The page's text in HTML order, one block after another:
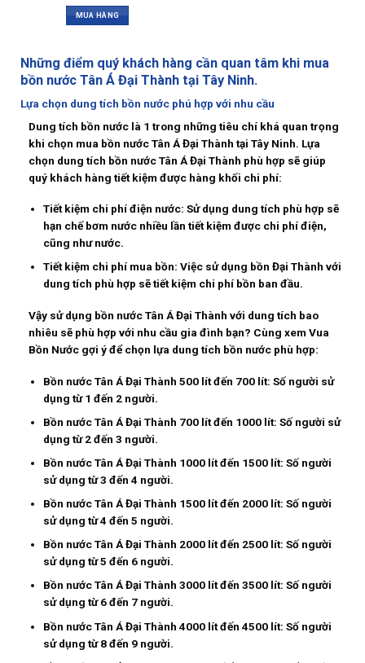
MUA HÀNG
Những điểm quý khách hàng cần quan tâm khi mua
bồn nước Tân Á Đại Thành tại Tây Ninh.
Lựa chọn dung tích bồn nước phú hợp với nhu cầu
Dung tích bồn nước là 1 trong những tiêu chí khá quan trọng
khi chọn mua bồn nước Tân Á Đại Thành tại Tây Ninh. Lựa
chọn dung tích bồn nước Tân Á Đại Thành phù hợp sẽ giúp
quý khách hàng tiết kiệm được hàng khối chi phí:
Tiết kiệm chi phí điện nước: Sử dụng dung tích phù hợp sẽ
hạn chế bơm nước nhiều lần tiết kiệm được chi phí điện,
cũng như nước.
Tiết kiệm chi phí mua bồn: Việc sử dụng bồn Đại Thành với
dung tích phù hợp sẽ tiết kiệm chi phí bồn ban đầu.
Vậy sử dụng bồn nước Tân Á Đại Thành với dung tích bao
nhiêu sẽ phù hợp với nhu cầu gia đình bạn? Cùng xem Vua
Bồn Nước gợi ý để chọn lựa dung tích bồn nước phù hợp:
Bồn nước Tân Á Đại Thành 500 lít đến 700 lít: Số người sử
dụng từ 1 đến 2 người.
Bồn nước Tân Á Đại Thành 700 lít đến 1000 lít: Số người sử
dụng từ 2 đến 3 người.
Bồn nước Tân Á Đại Thành 1000 lít đến 1500 lít: Số người
sử dụng từ 3 đến 4 người.
Bồn nước Tân Á Đại Thành 1500 lít đến 2000 lít: Số người
sử dụng từ 4 đến 5 người.
Bồn nước Tân Á Đại Thành 2000 lít đến 2500 lít: Số người
sử dụng từ 5 đến 6 người.
Bồn nước Tân Á Đại Thành 3000 lít đến 3500 lít: Số người
sử dụng từ 6 đến 7 người.
Bồn nước Tân Á Đại Thành 4000 lít đến 4500 lít: Số người
sử dụng từ 8 đến 9 người.